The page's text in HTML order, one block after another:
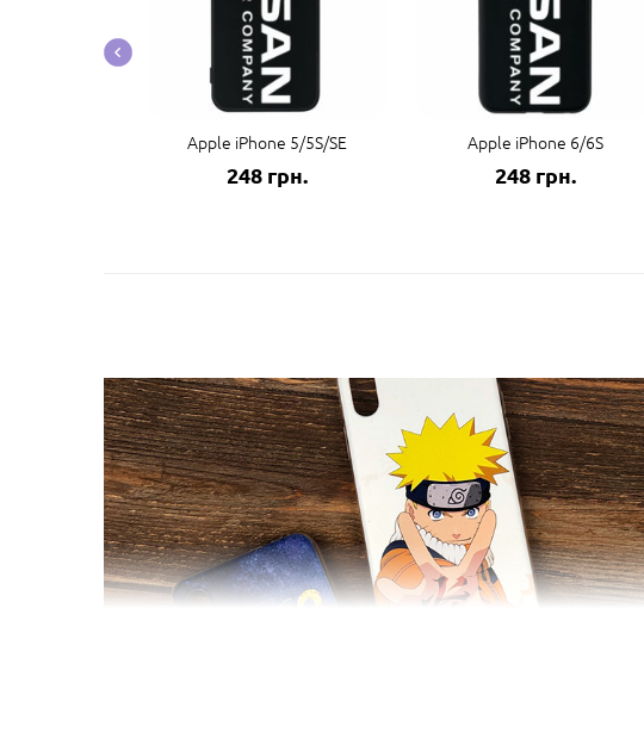
Apple iPhone 5/5S/SE
248 грн.
Apple iPhone 6/6S
248 грн.